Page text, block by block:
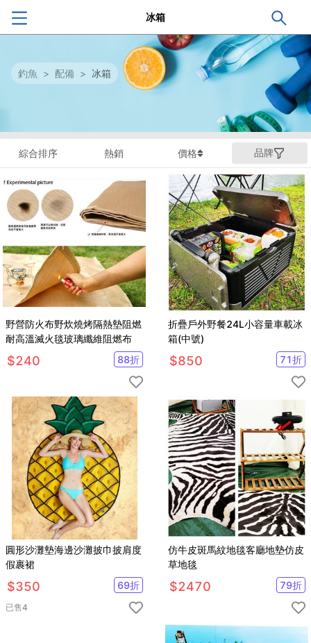
冰箱
釣魚 > 配備 > 冰箱
綜合排序 熱銷 價格 品牌
野營防火布野炊燒烤隔熱墊阻燃
耐高溫滅火毯玻璃纖維阻燃布
$240 88折
折疊戶外野餐24L小容量車載冰
箱(中號)
$850 71折
圓形沙灘墊海邊沙灘披巾披肩度
假裹裙
$350 69折
已售4
仿牛皮斑馬紋地毯客廳地墊仿皮
草地毯
$2470 79折